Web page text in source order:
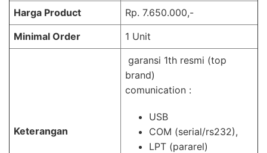
Harga Product
Rp. 7.650.000,-
Minimal Order
1 Unit
Keterangan
garansi 1th resmi (top
brand)
comunication :
USB
COM (serial/rs232),
LPT (pararel)